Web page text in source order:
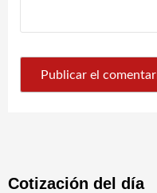
Cotización del día